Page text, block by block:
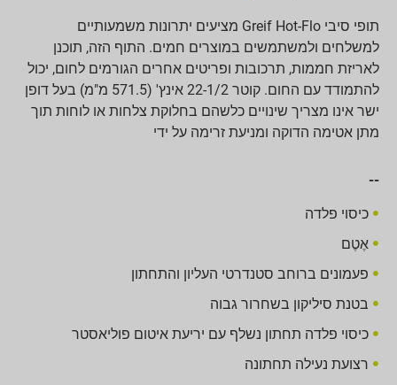
תופי סיבי Greif Hot-Flo מציעים יתרונות משמעותיים
למשלחים ולמשתמשים במוצרים חמים. התוף הזה, תוכנן
לאריזת חממות, תרכובות ופריטים אחרים הגורמים לחום, יכול
להתמודד עם החום. קוטר 22-1/2 אינץ' (571.5 מ"מ) בעל דופן
ישר אינו מצריך שינויים כלשהם בחלוקת צלחות או לוחות תוך
מתן אטימה הדוקה ומניעת זרימה על ידי
--
כיסוי פלדה
אֶטֶם
פעמונים ברוחב סטנדרטי העליון והתחתון
בטנת סיליקון בשחרור גבוה
כיסוי פלדה תחתון נשלף עם יריעת איטום פוליאסטר
רצועת נעילה תחתונה